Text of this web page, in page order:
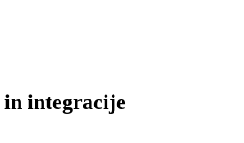
in integracije